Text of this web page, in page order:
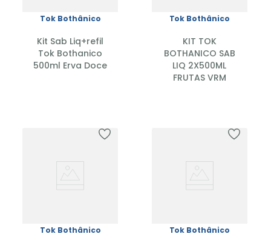
Tok Bothânico
Kit Sab Liq+refil
Tok Bothanico
500ml Erva Doce
Tok Bothânico
KIT TOK
BOTHANICO SAB
LIQ 2X500ML
FRUTAS VRM
Tok Bothânico Tok Bothânico